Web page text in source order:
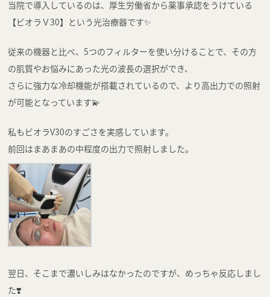
当院で導入しているのは、厚生労働省から薬事承認をうけている
【ビオラＶ30】という光治療器です✨
従来の機器と比べ、5つのフィルターを使い分けることで、その方
の肌質やお悩みにあった光の波長の選択ができ、
さらに強力な冷却機能が搭載されているので、より高出力での照射
が可能となっています💫
私もビオラV30のすごさを実感しています。
前回はまあまあの中程度の出力で照射しました。
翌日、そこまで濃いしみはなかったのですが、めっちゃ反応しまし
た❣️